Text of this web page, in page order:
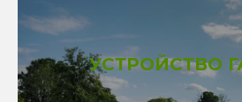
УСТРОЙСТВО